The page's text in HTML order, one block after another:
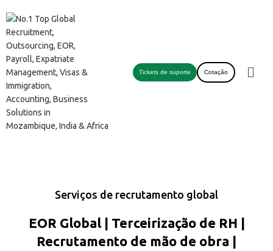
Tickets de suporte Cotação
Serviços de recrutamento global
EOR Global | Terceirização de RH |
Recrutamento de mão de obra |